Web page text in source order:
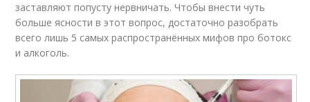
заставляют попусту нервничать. Чтобы внести чуть
больше ясности в этот вопрос, достаточно разобрать
всего лишь 5 самых распространённых мифов про ботокс
и алкоголь.